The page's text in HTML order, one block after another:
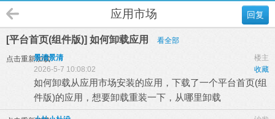
回复
应用市场
[平台首页(组件版)] 如何卸载应用 看全部
点击重新加载 楼主
景清景清
收藏
2026-5-7 10:08:02
如何卸载从应用市场安装的应用，下载了一个平台首页(组
件版)的应用，想要卸载重装一下，从哪里卸载